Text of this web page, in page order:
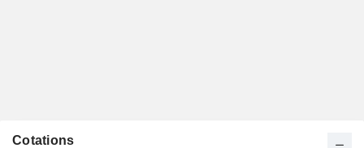
Cotations